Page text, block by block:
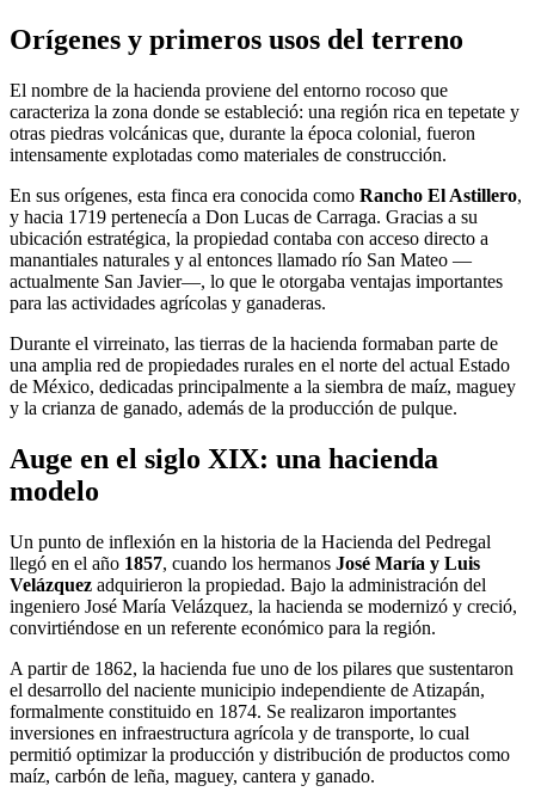
Orígenes y primeros usos del terreno
El nombre de la hacienda proviene del entorno rocoso que
caracteriza la zona donde se estableció: una región rica en tepetate y
otras piedras volcánicas que, durante la época colonial, fueron
intensamente explotadas como materiales de construcción.
En sus orígenes, esta finca era conocida como Rancho El Astillero,
y hacia 1719 pertenecía a Don Lucas de Carraga. Gracias a su
ubicación estratégica, la propiedad contaba con acceso directo a
manantiales naturales y al entonces llamado río San Mateo —
actualmente San Javier—, lo que le otorgaba ventajas importantes
para las actividades agrícolas y ganaderas.
Durante el virreinato, las tierras de la hacienda formaban parte de
una amplia red de propiedades rurales en el norte del actual Estado
de México, dedicadas principalmente a la siembra de maíz, maguey
y la crianza de ganado, además de la producción de pulque.
Auge en el siglo XIX: una hacienda
modelo
Un punto de inflexión en la historia de la Hacienda del Pedregal
llegó en el año 1857, cuando los hermanos José María y Luis
Velázquez adquirieron la propiedad. Bajo la administración del
ingeniero José María Velázquez, la hacienda se modernizó y creció,
convirtiéndose en un referente económico para la región.
A partir de 1862, la hacienda fue uno de los pilares que sustentaron
el desarrollo del naciente municipio independiente de Atizapán,
formalmente constituido en 1874. Se realizaron importantes
inversiones en infraestructura agrícola y de transporte, lo cual
permitió optimizar la producción y distribución de productos como
maíz, carbón de leña, maguey, cantera y ganado.